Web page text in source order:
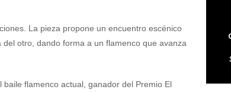
La pieza propone un encuentro escénico
otro, dando forma a un flamenco que avanza
flamenco actual, ganador del Premio El